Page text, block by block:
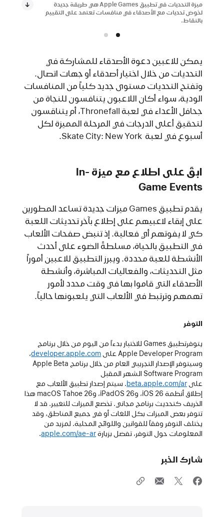
ميزة التحديات في تطبيق Apple Games هي طريقة جديدة
لخوض تحديات مع الأصدقاء في منافسات تعتمد على التقييم
بالنقاط.
يمكن للاعبين دعوة الأصدقاء للمشاركة في
التحديات من خلال اختيار أصدقاء أو جهات اتصال.
وتفتح التحديات مستوى جديد كلياً من المنافسات
الودية، سواء أكان اللاعبون يتنافسون للنجاة من
جحافل الأعداء في لعبة Thronefall، أم يتناقسون
لتحقيق أعلى الدرجات في المرحلة المميزة لكل
أسبوع في لعبة Skate City: New York.
ابقَ على اطلاع مع ميزة In-
Game Events‏
يقدم تطبيق Games ميزات جديدة تساعد المطورين
على إبقاء لاعبيهم على إطلاع بآخر تحديثات اللعبة
كي لا يفوتهم أي فعالية. إذ تنبض صفحات الألعاب
في التطبيق بالحياة، مسلطةً الضوء على أحدث
الأنشطة للعبة محددة. ويبرز التطبيق للاعبين أموراً
مثل التحديثات، والفعاليات المباشرة، وأنشطة
الأصدقاء التي قاموا بها في وقت محدد لأمور
تهمهم وترتبط في الألعاب التي يلعبونها حالياً.
التوفر
يتوفرتطبيق Games للاختبار بدءاً من اليوم من خلال برنامج
Apple Developer Program على
developer.apple.com‏،
وسيتوفر الإصدار التجريبي العام من خلال برنامج Apple Beta
Software Program الشهر المقبل
على beta.apple.com/ar. سيتم إصدار تطبيق الألعاب مع
إطلاق أنظمة iOS 26، وiPadOS 26، وmacOS Tahoe 26 هذا
الخريف كتحديث برنامج مجاني. تخضع الميزات للتغيير. قد لا
تتوفر بعض الميزات بكل اللغات أو في جميع المناطق، وقد
يختلف التوفر وفقاً للقوانين واللوائح المحلية. لمزيد من
المعلومات حول التوفر، تفضل بزيارةapple.com/ae-ar
.
شارك الخبر